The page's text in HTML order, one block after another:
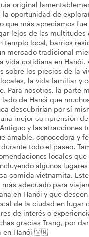
original
oportunidad de
que más apreciamos fue
lejos de las multitudes
templo local, barrios
mercado tradicional
vida cotidiana en Hanói.
sobre los precios de la
la vida familiar y
Para nosotros, la parte
de Hanói que
descubrirían por sí
mejor comprensión
y las atracciones
amable, conocedora y
todo el paseo.
locales
algunos
comida vietnamita.
adecuado para
en Hanói y que
de la ciudad en lugar
de interés o
gracias Trang, por
en Hanói 🇻🇳